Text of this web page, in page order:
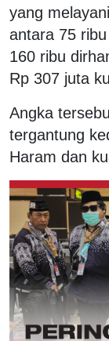
yang
antara 75
160 ribu
Rp 307 juta
Angka
tergantung
Haram dan